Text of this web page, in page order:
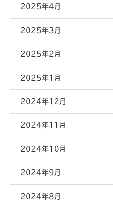
2025年4月
2025年3月
2025年2月
2025年1月
2024年12月
2024年11月
2024年10月
2024年9月
2024年8月